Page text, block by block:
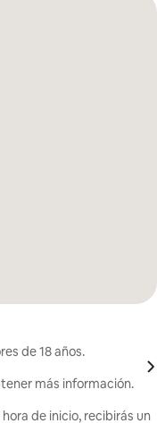
de 18 años.
más información.
de inicio, recibirás un